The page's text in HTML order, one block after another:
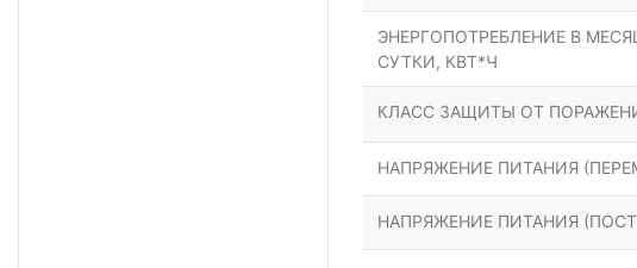
ЭНЕРГОПОТРЕБЛЕНИЕ В
СУТКИ, КВТ*Ч
КЛАСС ЗАЩИТЫ ОТ
НАПРЯЖЕНИЕ ПИТАНИЯ
НАПРЯЖЕНИЕ ПИТАНИЯ